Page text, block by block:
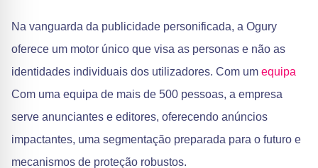
Na vanguarda da publicidade personificada, a Ogury
oferece um motor único que visa as personas e não as
identidades individuais dos utilizadores. Com um equipa
Com uma equipa de mais de 500 pessoas, a empresa
serve anunciantes e editores, oferecendo anúncios
impactantes, uma segmentação preparada para o futuro e
mecanismos de proteção robustos.